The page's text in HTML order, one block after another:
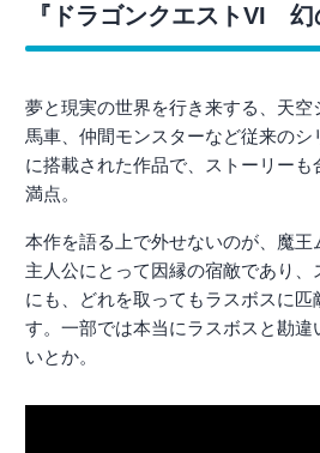
『ドラゴンクエストVI 幻
夢と現実の世界を行き来する、天空
馬車、仲間モンスターなど従来の
に搭載された作品で、ストーリー
満点。
本作を語る上で外せないのが、魔王
主人公にとって因縁の宿敵であり
にも、どれを取ってもラスボスに匹
す。一部では本当にラスボスと勘違
いとか。